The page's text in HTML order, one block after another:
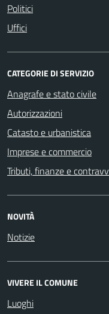
Politici
Uffici
CATEGORIE DI SERVIZIO
Anagrafe e stato civile
Autorizzazioni
Catasto e urbanistica
Imprese e commercio
Tributi, finanze e
NOVITÀ
Notizie
VIVERE IL COMUNE
Luoghi